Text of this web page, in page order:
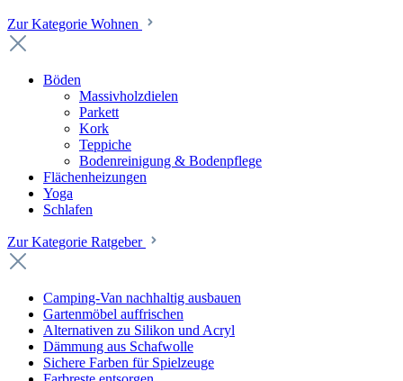
Zur Kategorie Wohnen
Böden
Massivholzdielen
Parkett
Kork
Teppiche
Bodenreinigung & Bodenpflege
Flächenheizungen
Yoga
Schlafen
Zur Kategorie Ratgeber
Camping-Van nachhaltig ausbauen
Gartenmöbel auffrischen
Alternativen zu Silikon und Acryl
Dämmung aus Schafwolle
Sichere Farben für Spielzeuge